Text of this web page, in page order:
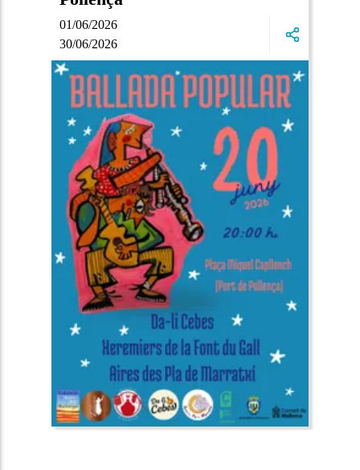
01/06/2026
30/06/2026